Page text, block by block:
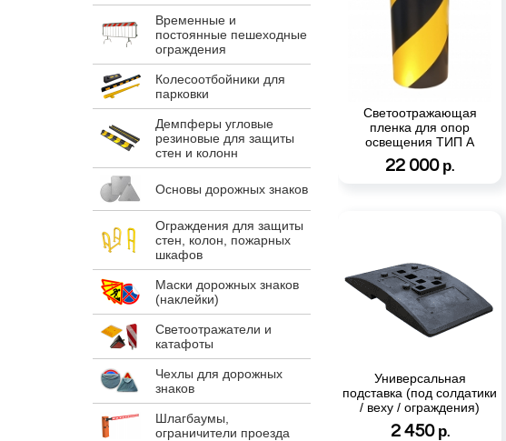
Светоотражающая
пленка для опор
освещения ТИП А
22 000 р.
Универсальная
подставка (под солдатики
/ веху / ограждения)
2 450 р.
Временные и
постоянные пешеходные
ограждения
Колесоотбойники для
парковки
Демпферы угловые
резиновые для защиты
стен и колонн
Основы дорожных знаков
Ограждения для защиты
стен, колон, пожарных
шкафов
Маски дорожных знаков
(наклейки)
Светоотражатели и
катафоты
Чехлы для дорожных
знаков
Шлагбаумы,
ограничители проезда